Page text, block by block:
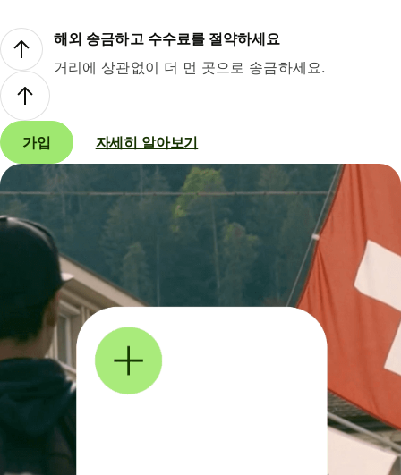
해외 송금하고 수수료를 절약하세요
거리에 상관없이 더 먼 곳으로 송금하세요.
가입 자세히 알아보기